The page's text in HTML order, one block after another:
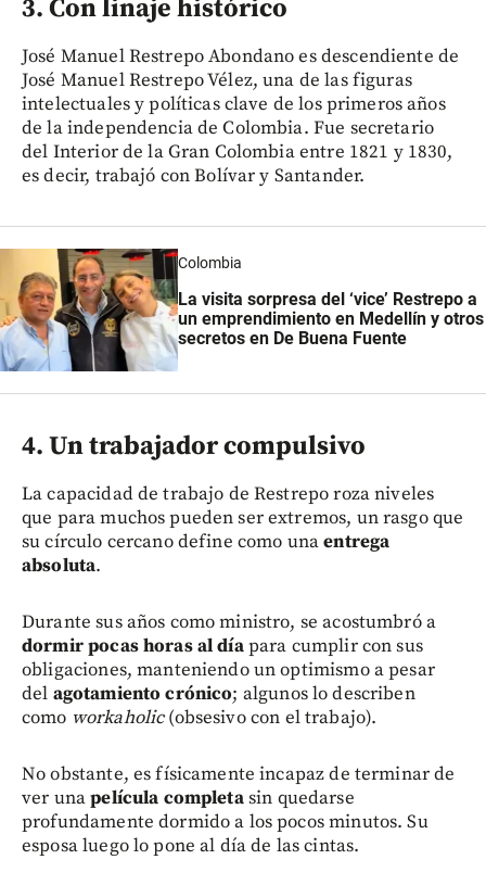
3. Con linaje histórico
José Manuel Restrepo Abondano es descendiente de
José Manuel Restrepo Vélez, una de las figuras
intelectuales y políticas clave de los primeros años
de la independencia de Colombia. Fue secretario
del Interior de la Gran Colombia entre 1821 y 1830,
es decir, trabajó con Bolívar y Santander.
Colombia
La visita sorpresa del ‘vice’ Restrepo a
un emprendimiento en Medellín y otros
secretos en De Buena Fuente
4. Un trabajador compulsivo
La capacidad de trabajo de Restrepo roza niveles
que para muchos pueden ser extremos, un rasgo que
su círculo cercano define como unaentrega
absoluta.
Durante sus años como ministro, se acostumbró a
dormir pocas horas al díapara cumplir con sus
obligaciones, manteniendo un optimismo a pesar
del agotamiento crónico; algunos lo describen
como workaholic(obsesivo con el trabajo).
No obstante, es físicamente incapaz de terminar de
ver unapelícula completasin quedarse
profundamente dormido a los pocos minutos. Su
esposa luego lo pone al día de las cintas.